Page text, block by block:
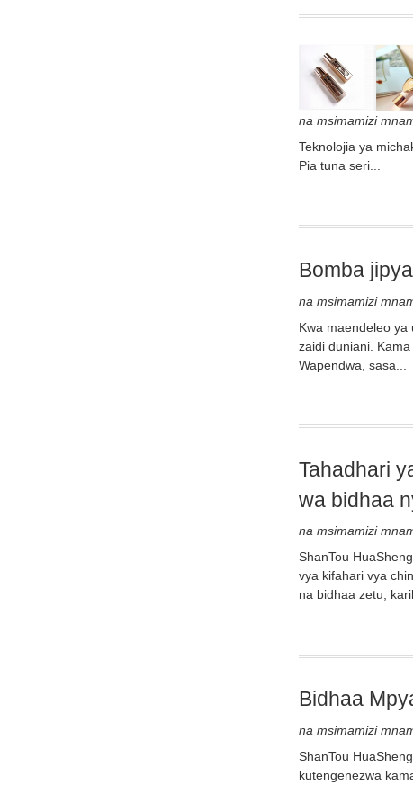
na msimamizi
Teknolojia ya
Pia tuna seri...
Bomba
na msimamizi
Kwa maendeleo
zaidi duniani.
Wapendwa, sasa...
Tahadhari
wa bidhaa
na msimamizi
ShanTou
vya kifahari vya
na bidhaa zetu,
Bidhaa
na msimamizi
ShanTou
kutengenezwa